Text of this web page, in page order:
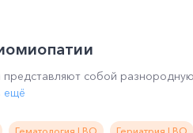
собой
ещё